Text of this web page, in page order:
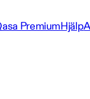
PremiumHjälp